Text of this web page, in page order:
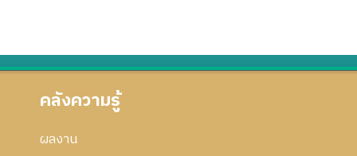
คลังความรู้
ผลงาน